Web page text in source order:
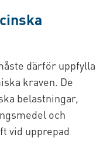
därför uppfylla
kraven. De
belastningar,
och
vid upprepad